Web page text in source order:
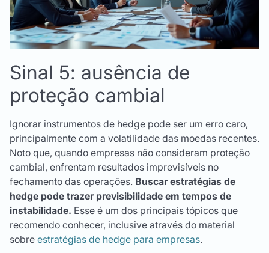
Sinal 5: ausência de
proteção cambial
Ignorar instrumentos de hedge pode ser um erro caro,
principalmente com a volatilidade das moedas recentes.
Noto que, quando empresas não consideram proteção
cambial, enfrentam resultados imprevisíveis no
fechamento das operações. Buscar estratégias de
hedge pode trazer previsibilidade em tempos de
instabilidade. Esse é um dos principais tópicos que
recomendo conhecer, inclusive através do material
sobre estratégias de hedge para empresas.